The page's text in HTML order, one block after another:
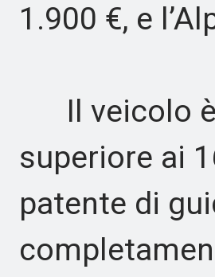
1.900 €, e
Il veicolo è
superiore ai
patente di